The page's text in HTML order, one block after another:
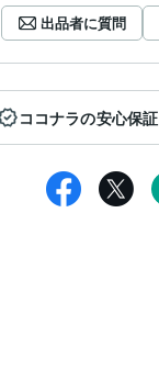
出品者に質問
ココナラの安心保証